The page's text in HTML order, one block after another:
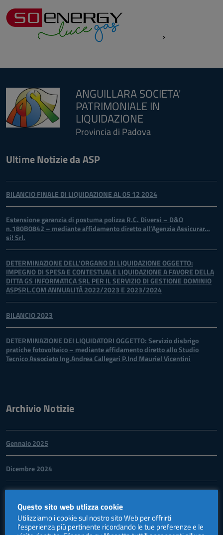
ANGUILLARA SOCIETA'
PATRIMONIALE IN
LIQUIDAZIONE
Provincia di Padova
Ultime Notizie da ASP
BILANCIO FINALE DI LIQUIDAZIONE AL 05 12 2024
Estensione garanzia di postuma polizza R.C. Diversi – D&O
n.180B0842 – mediante affidamento diretto all’Agenzia Assicurar…
si! Srl.
DETERMINAZIONE DELL’ORGANO DI LIQUIDAZIONE OGGETTO:
IMPEGNO DI SPESA E CONTESTUALE LIQUIDAZIONE A FAVORE DELLA
DITTA GS INFORMATICA SRL PER IL SERVIZIO DI GESTIONE DOMINIO
ASPSRL.COM ANNUALITÀ 2022/2023 E 2023/2024
BILANCIO 2023
DETERMINAZIONE DEI LIQUIDATORI OGGETTO: Servizio disbrigo
pratiche fotovoltaico – mediante affidamento diretto allo Studio
Tecnico Associato Ing.Andrea Callegari P.Ind Mauriel Vicentini
Archivio Notizie
Gennaio 2025
Dicembre 2024
Giugno 2024
Questo sito web utlizza cookie
Utilizziamo i cookie sul nostro sito Web per offrirti
l'esperienza più pertinente ricordando le tue preferenze e le